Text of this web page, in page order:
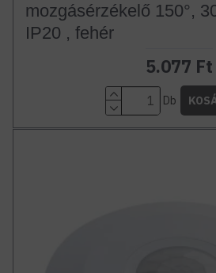
mozgásérzékelő 150°,
IP20 , fehér
5.077 Ft
Db